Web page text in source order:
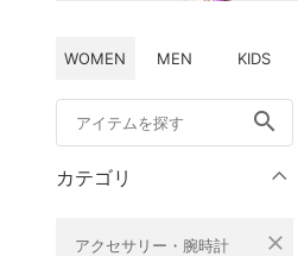
WOMEN MEN KIDS
search
カテゴリ
アクセサリー・腕時計 close